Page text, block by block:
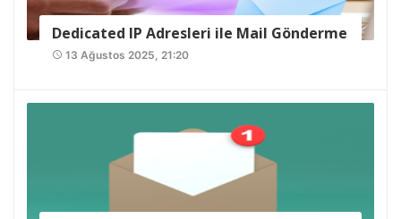
Dedicated IP Adresleri ile Mail Gönderme
access_time 13 Ağustos 2025, 21:20